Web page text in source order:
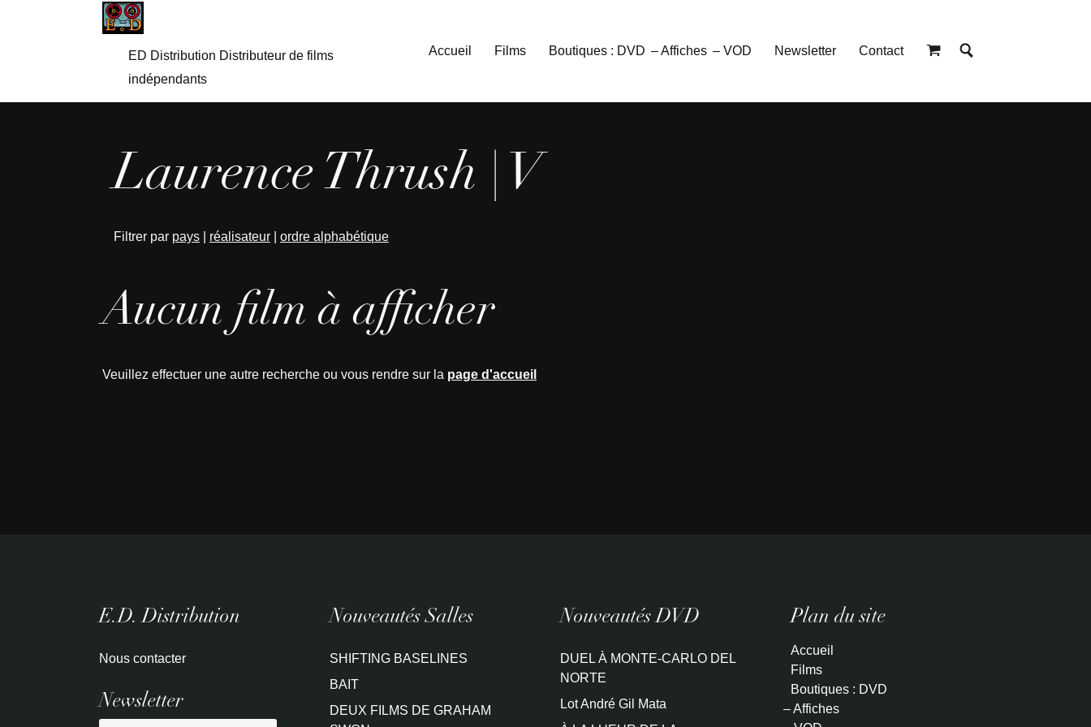
ED Distribution Distributeur de films
indépendants
Accueil Films Boutiques : DVD – Affiches – VOD Newsletter Contact
Laurence Thrush | V
Filtrer par pays réalisateur ordre alphabétique
Aucun film à afficher
Veuillez effectuer une autre recherche ou vous rendre sur la page d'accueil
E.D. Distribution
Nous contacter
Newsletter
Nouveautés Salles
SHIFTING BASELINES
BAIT
DEUX FILMS DE GRAHAM
Nouveautés DVD
DUEL À MONTE-CARLO DEL
NORTE
Lot André Gil Mata
Plan du site
Accueil
Films
Boutiques : DVD
– Affiches